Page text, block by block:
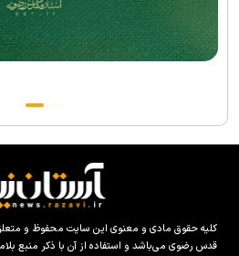
کلیه حقوق مادی و معنوی این سایت محفوظ و متعلق
قدس رضوی می‌باشد و استفاده از آن با ذکر منبع